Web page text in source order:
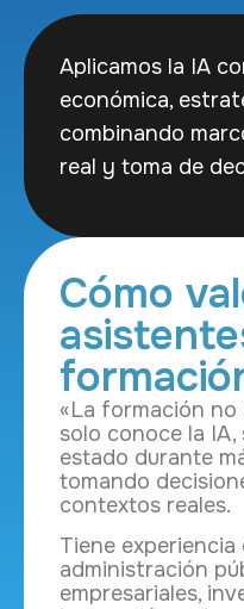
Aplicamos la IA
económica,
combinando
real y toma de
Cómo
«La formación no
solo conoce la IA,
estado durante
tomando
contextos reales.
Tiene
administración
empresariales,